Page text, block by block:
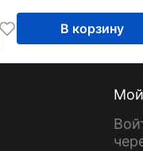
В корзину